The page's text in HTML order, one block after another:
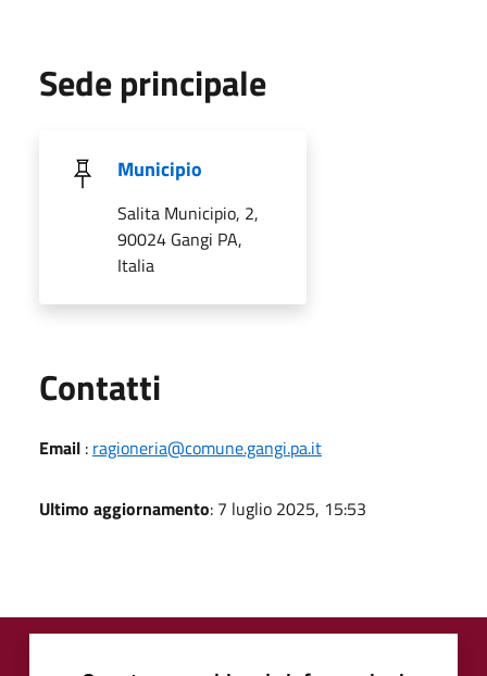
Sede principale
Municipio
Salita Municipio, 2,
90024 Gangi PA,
Italia
Contatti
Email : ragioneria@comune.gangi.pa.it
Ultimo aggiornamento: 7 luglio 2025, 15:53